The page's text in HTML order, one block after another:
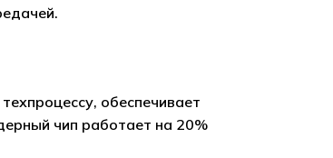
обеспечивает
чип работает на 20%